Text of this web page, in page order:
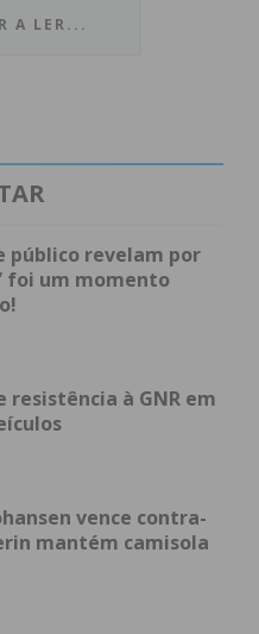
de pilhas, lâmpadas e
recebeu o
euros em cartões pré-
recolhido 50
de Bombeiros
vieram 1500 euros
A LER...
público revelam por
foi um momento
resistência à GNR em
vence contra-
mantém camisola